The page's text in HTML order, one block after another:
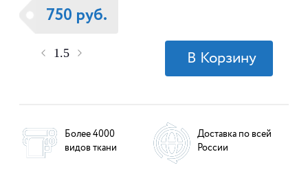
750 руб.
Более 4000
видов ткани
Доставка по всей
России